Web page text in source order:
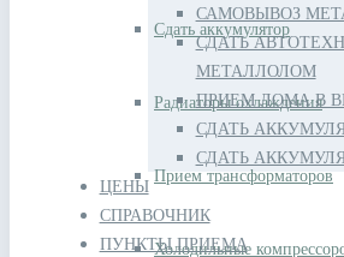
Сдать аккумулятор
Радиаторы охлаждения
Прием трансформаторов
Холодильные
САМОВЫВОЗ
СДАТЬ
МЕТАЛЛОЛОМ
ПРИЕМ ЛОМА В
СДАТЬ
СДАТЬ
ЦЕНЫ
СПРАВОЧНИК
ПУНКТЫ ПРИЕМА